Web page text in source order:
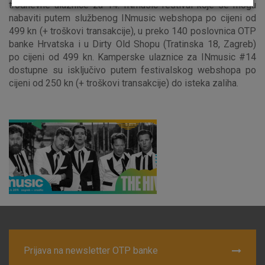
trodnevne ulaznice za 14. INmusic festival koje se mogu
nabaviti putem službenog INmusic webshopa po cijeni od
499 kn (+ troškovi transakcije), u preko 140 poslovnica OTP
banke Hrvatska i u Dirty Old Shopu (Tratinska 18, Zagreb)
po cijeni od 499 kn. Kamperske ulaznice za INmusic #14
dostupne su isključivo putem festivalskog webshopa po
cijeni od 250 kn (+ troškovi transakcije) do isteka zaliha.
Prijava na newsletter OTP banke
Analitički kolačići
Marketinški kolačići
Prihvaćam upotrebu navedenih kolačića
Nužni (tehnički) kolačići - uvijek aktivni
Ovi kolačići nužni su za funkcioniranje internetske stranice i
postavljaju kao odgovor na vaše radnje koje uključuju zahtjev
možete postaviti da blokira te kolačiće ili pošalje upozorenje